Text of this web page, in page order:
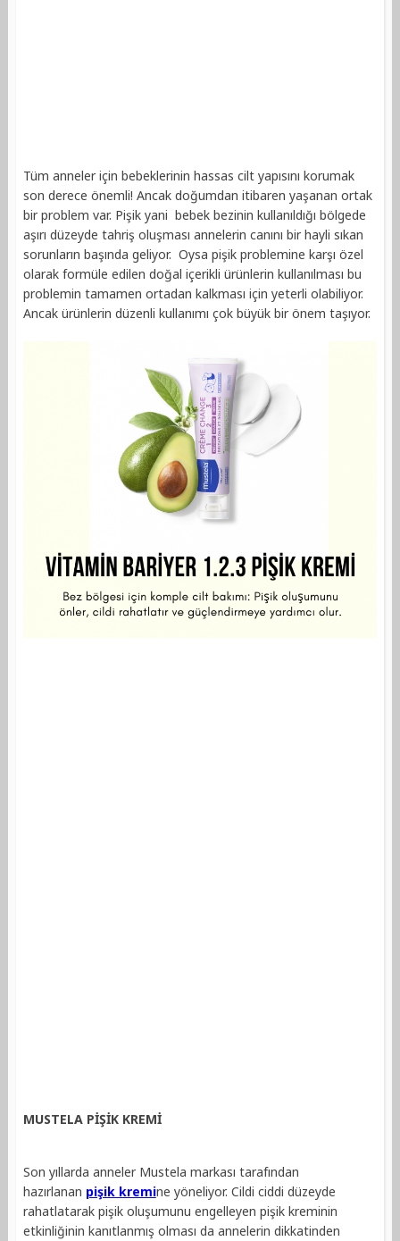
Tüm anneler için bebeklerinin hassas cilt yapısını korumak
son derece önemli! Ancak doğumdan itibaren yaşanan ortak
bir problem var. Pişik yani bebek bezinin kullanıldığı bölgede
aşırı düzeyde tahriş oluşması annelerin canını bir hayli sıkan
sorunların başında geliyor. Oysa pişik problemine karşı özel
olarak formüle edilen doğal içerikli ürünlerin kullanılması bu
problemin tamamen ortadan kalkması için yeterli olabiliyor.
Ancak ürünlerin düzenli kullanımı çok büyük bir önem taşıyor.
MUSTELA PİŞİK KREMİ
Son yıllarda anneler Mustela markası tarafından
hazırlanan pişik kremine yöneliyor. Cildi ciddi düzeyde
rahatlatarak pişik oluşumunu engelleyen pişik kreminin
etkinliğinin kanıtlanmış olması da annelerin dikkatinden